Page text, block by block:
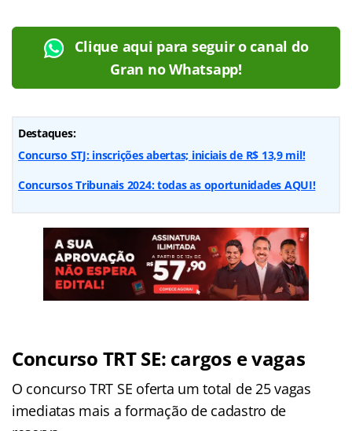
Clique aqui para seguir o canal do
Gran no Whatsapp!
Destaques:
Concurso STJ: inscrições abertas; iniciais de R$ 13,9 mil!
Concursos Tribunais 2024: todas as oportunidades AQUI!
Concurso TRT SE: cargos e vagas
O concurso TRT SE oferta um total de 25 vagas
imediatas mais a formação de cadastro de